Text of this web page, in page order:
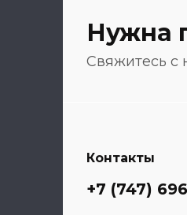
Нужна
Свяжитесь с
Контакты
+7 (747)